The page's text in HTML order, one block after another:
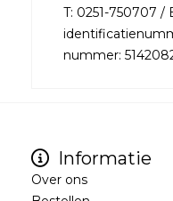
T: 0251-750707 /
nummer:
Informatie
Over ons